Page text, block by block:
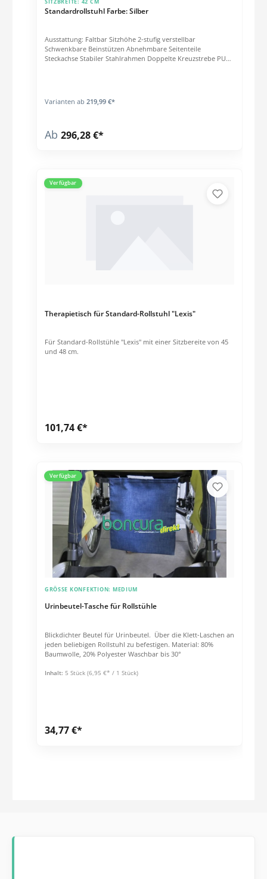
Standardrollstuhl Farbe: Silber
Ausstattung: Faltbar Sitzhöhe 2-stufig verstellbar
Schwenkbare Beinstützen Abnehmbare Seitenteile
Steckachse Stabiler Stahlrahmen Doppelte Kreuzstrebe PU
Varianten ab 219,99 €*
Ab 296,28 €*
Verfügbar
Therapietisch für Standard-Rollstuhl "Lexis"
Für Standard-Rollstühle "Lexis" mit einer Sitzbereite von 45
und 48 cm.
101,74 €*
Verfügbar
Urinbeutel-Tasche für Rollstühle
GRÖSSE KONFEKTION: MEDIUM
Blickdichter Beutel für Urinbeutel. Über die Klett-Laschen an
jeden beliebigen Rollstuhl zu befestigen. Material: 80%
Baumwolle, 20% Polyester Waschbar bis 30°
Inhalt: 5 Stück (6,95 €* / 1 Stück)
34,77 €*